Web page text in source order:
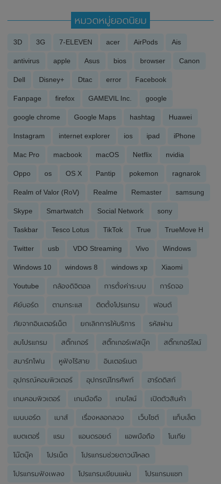
หมวดหมู่ยอดนิยม
3D 3G 7-ELEVEN acer AirPods Ais
antivirus apple Asus bios browser Canon
Dell Disney+ Dtac error Facebook
Fanpage firefox GAMEVIL Inc. google
google chrome Google Maps hashtag Huawei
Instagram internet explorer ios ipad iPhone
Mac Pro macbook macOS Netflix nvidia
Oppo os OS X Pantip pokemon ragnarok
Realm of Valor (RoV) Realme Remaster samsung
Skype Smartwatch Social Network sony
Taskbar Tesco Lotus TikTok True TrueMove H
Twitter usb VDO Streaming Vivo Windows
Windows 10 windows 8 windows xp Xiaomi
Youtube กล้องดิจิตอล การตั้งค่าระบบ การ์ดจอ
คีย์บอร์ด ตามกระแส ติดตั้งโปรแกรม ฟอนต์
ภัยจากอินเตอร์เน็ต ยกเลิกการให้บริการ รหัสผ่าน
ลบโปรแกรม สติ๊กเกอร์ สติ๊กเกอร์เฟสบุ๊ค สติ๊กเกอร์ไลน์
สมาร์ทโฟน หูฟังไร้สาย อินเตอร์เนต
อุปกรณ์คอมพิวเตอร์ อุปกรณ์โทรศัพท์ ฮาร์ดดิสก์
เกมคอมพิวเตอร์ เกมมือถือ เกมไลน์ เปิดตัวสินค้า
เมนบอร์ด เมาส์ เรื่องหลอกลวง เว็บไซต์ แท็บเล็ต
แบตเตอรี่ แรม แอนดรอยด์ แอพมือถือ โนเกีย
โน๊ตบุ๊ค โปรเน็ต โปรแกรมช่วยดาวน์โหลด
โปรแกรมฟังเพลง โปรแกรมเขียนแผ่น โปรแกรมแชท